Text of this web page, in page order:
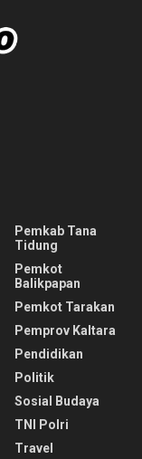
Pemkab Tana
Tidung
Pemkot
Balikpapan
Pemkot Tarakan
Pemprov Kaltara
Pendidikan
Politik
Sosial Budaya
TNI Polri
Travel